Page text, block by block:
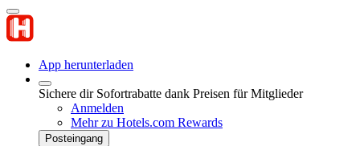
App herunterladen
Sichere dir Sofortrabatte dank Preisen für Mitglieder
Anmelden
Mehr zu Hotels.com Rewards
Posteingang